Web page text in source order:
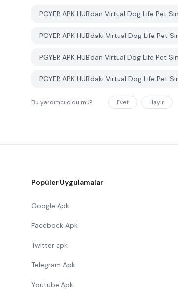
PGYER APK HUB'dan Virtual Dog Life Pet
PGYER APK HUB'daki Virtual Dog Life Pet
PGYER APK HUB'dan Virtual Dog Life Pet
PGYER APK HUB'daki Virtual Dog Life Pet
Bu yardımcı oldu mu? Evet Hayır
Popüler Uygulamalar
Google Apk
Facebook Apk
Twitter apk
Telegram Apk
Youtube Apk